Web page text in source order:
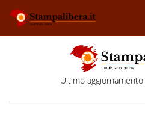
Ultimo aggiornamento